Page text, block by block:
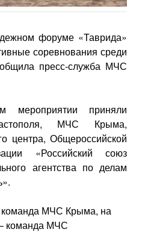
форуме «Таврида»
соревнования среди
пресс-служба МЧС
мероприятии приняли
МЧС Крыма,
центра, Общероссийской
«Российский союз
агентства по делам
команда МЧС Крыма, на
команда МЧС